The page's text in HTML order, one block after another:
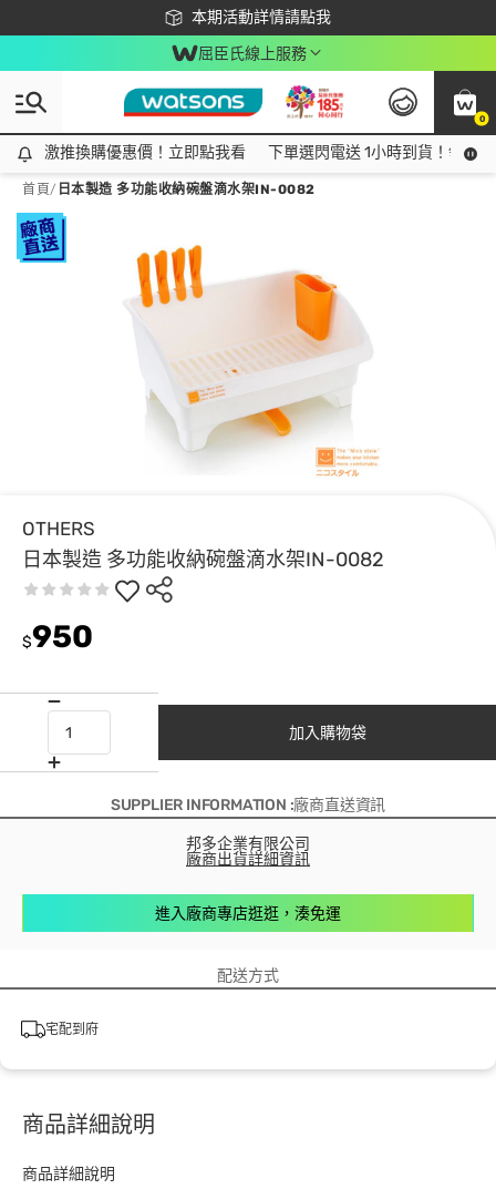
本期活動詳情請點我
下載app最高回饋$350
屈臣氏線上服務
0
激推換購優惠價！立即點我看
激推換購優惠價！立即點我看 下單選閃電送 1小時到貨！領神
首頁/ 日本製造 多功能收納碗盤滴水架IN-0082
OTHERS
日本製造 多功能收納碗盤滴水架IN-0082
$950
加入購物袋
SUPPLIER INFORMATION :廠商直送資訊
邦多企業有限公司
廠商出貨詳細資訊
進入廠商專店逛逛，湊免運
配送方式
宅配到府
商品詳細說明
商品詳細說明